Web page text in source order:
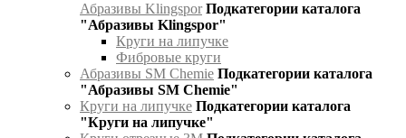
Абразивы Klingspor Подкатегории каталога
"Абразивы Klingspor"
Круги на липучке
Фибровые круги
Абразивы SM Chemie Подкатегории каталога
"Абразивы SM Chemie"
Круги на липучке Подкатегории каталога
"Круги на липучке"